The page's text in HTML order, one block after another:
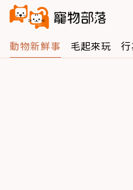
動物新鮮事 毛起來玩